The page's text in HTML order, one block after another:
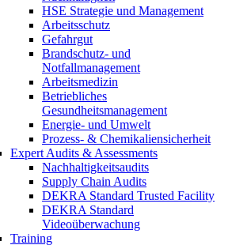
HSE Strategie und Management
Arbeitsschutz
Gefahrgut
Brandschutz- und
Notfallmanagement
Arbeitsmedizin
Betriebliches
Gesundheitsmanagement
Energie- und Umwelt
Prozess- & Chemikaliensicherheit
Expert Audits & Assessments
Nachhaltigkeitsaudits
Supply Chain Audits
DEKRA Standard Trusted Facility
DEKRA Standard
Videoüberwachung
Training